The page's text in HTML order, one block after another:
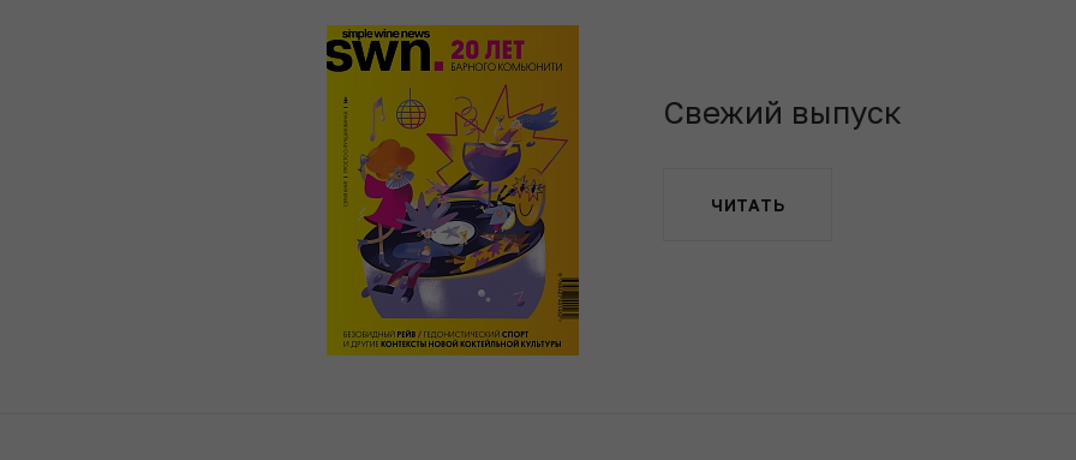
Свежий выпуск
ЧИТАТЬ